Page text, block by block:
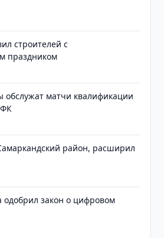
строителей с
праздником
обслужат матчи квалификации
район, расширил
одобрил закон о цифровом